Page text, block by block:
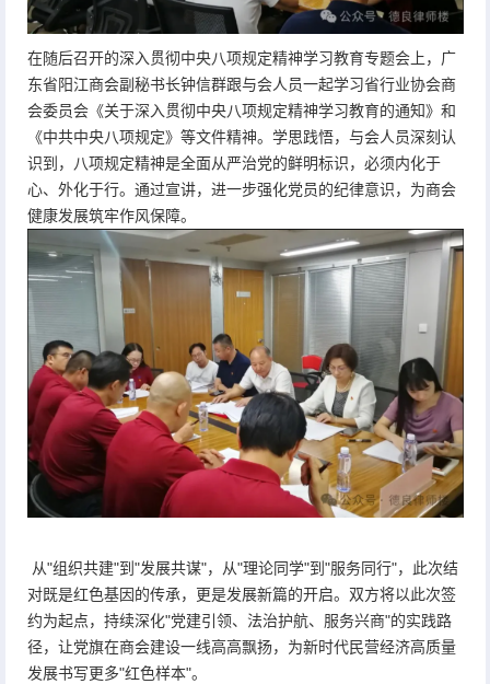
在随后召开的深入贯彻中央八项规定精神学习教育专题会上，广
东省阳江商会副秘书长钟信群跟与会人员一起学习省行业协会商
会委员会《关于深入贯彻中央八项规定精神学习教育的通知》和
《中共中央八项规定》等文件精神。学思践悟，与会人员深刻认
识到，八项规定精神是全面从严治党的鲜明标识，必须内化于
心、外化于行。通过宣讲，进一步强化党员的纪律意识，为商会
健康发展筑牢作风保障。
从"组织共建"到"发展共谋"，从"理论同学"到"服务同行"，此次结
对既是红色基因的传承，更是发展新篇的开启。双方将以此次签
约为起点，持续深化"党建引领、法治护航、服务兴商"的实践路
径，让党旗在商会建设一线高高飘扬，为新时代民营经济高质量
发展书写更多"红色样本"。